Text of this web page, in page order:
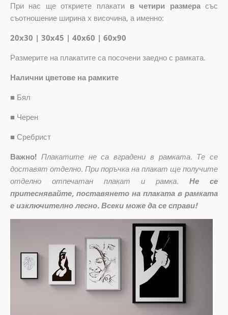
При нас ще откриете плакати в четири размера със
съотношение ширина x височина, а именно:
20x30 | 30x45 | 40x60 | 60x90
Размерите на плакатите са посочени заедно с рамката.
Налични цветове на рамките
■ Бял
■ Черен
■ Сребрист
Важно! Плакатите не са вградени в рамката. Те се
доставят отделно. При поръчка на плакат ще получите
отделно отпечатан плакат и рамка.
Не се
притеснявайте, поставянето на плаката в рамката
е изключително лесно. Всеки може да се справи!